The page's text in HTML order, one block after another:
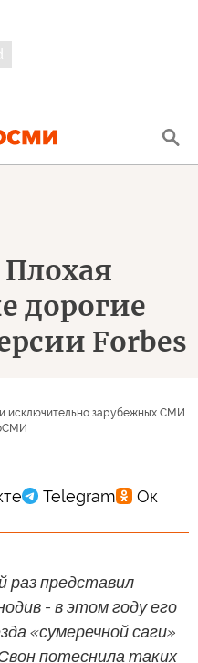
Плохая
дорогие
Forbes
зарубежных СМИ
раз представил
- в этом году его
«сумеречной саги»
потеснила таких